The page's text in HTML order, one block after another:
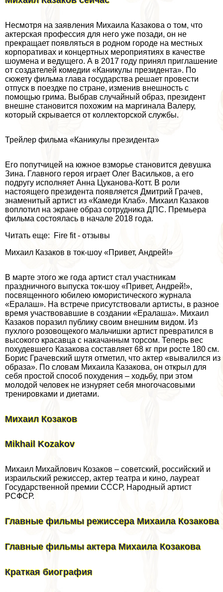
Несмотря на заявления Михаила Казакова о том, что
актерская профессия для него уже позади, он не
прекращает появляться в родном городе на местных
корпоративах и концертных мероприятиях в качестве
шоумена и ведущего. А в 2017 году принял приглашение
от создателей комедии «Каникулы президента». По
сюжету фильма глава государства решает провести
отпуск в поездке по стране, изменив внешность с
помощью грима. Выбрав случайный образ, президент
внешне становится похожим на маргинала Валеру,
который скрывается от коллекторской службы.
Трейлер фильма «Каникулы президента»
Его попутчицей на южное взморье становится дeвyшка
Зина. Главного героя играет Олег Васильков, а его
подругу исполняет Анна Цуканова-Котт. В роли
настоящего президента появляется Дмитрий Грачев,
знаменитый артист из «Камеди Клаб». Михаил Казаков
воплотил на экране образ сотрудника ДПС. Премьера
фильма состоялась в начале 2018 года.
Читать еще: Fire fit - отзывы
Михаил Казаков в ток-шоу «Привет, Андрей!»
В марте этого же года артист стал участникам
праздничного выпуска ток-шоу «Привет, Андрей!»,
посвященного юбилею юмористического журнала
«Ералаш». На встрече присутствовали артисты, в разное
время участвовавшие в создании «Ералаша». Михаил
Казаков поразил публику своим внешним видом. Из
пухлого розовощекого мальчишки артист превратился в
высокого красавца с накачанным торсом. Теперь вес
похудевшего Казакова составляет 68 кг при росте 180 см.
Борис Грачевский шутя отметил, что актер «вывалился из
образа». По словам Михаила Казакова, он открыл для
себя простой способ похудения – ходьбу, при этом
молодой человек не изнуряет себя многочасовыми
тренировками и диетами.
Михаил Козаков
Mikhail Kozakov
Михаил Михайлович Козаков – советский, российский и
израильский режиссер, актер театра и кино, лауреат
Государственной премии СССР, Народный артист
РСФСР.
Главные фильмы режиссера Михаила Козакова
Главные фильмы актера Михаила Козакова
Краткая биография